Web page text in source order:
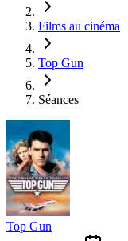
Films au cinéma
Top Gun
Séances
Top Gun